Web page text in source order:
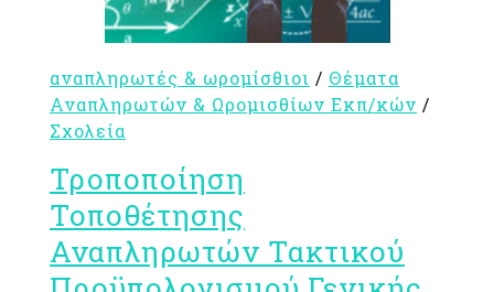
αναπληρωτές & ωρομίσθιοι / Θέματα
Αναπληρωτών & Ωρομισθίων Εκπ/κών /
Σχολεία
Τροποποίηση
Τοποθέτησης
Αναπληρωτών Τακτικού